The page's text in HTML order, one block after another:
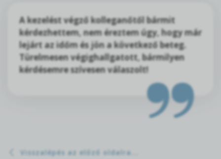
A kezelést végző kolleganőtől bármit
kérdezhettem, nem éreztem úgy, hogy már
lejárt az időm és jön a következő beteg.
Türelmesen végighallgatott, bármilyen
kérdésemre szívesen válaszolt!
Visszalépés az előző oldalra...